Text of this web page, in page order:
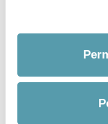
donde no se
nuestro sector.
contexto
medicamentos
competencia de